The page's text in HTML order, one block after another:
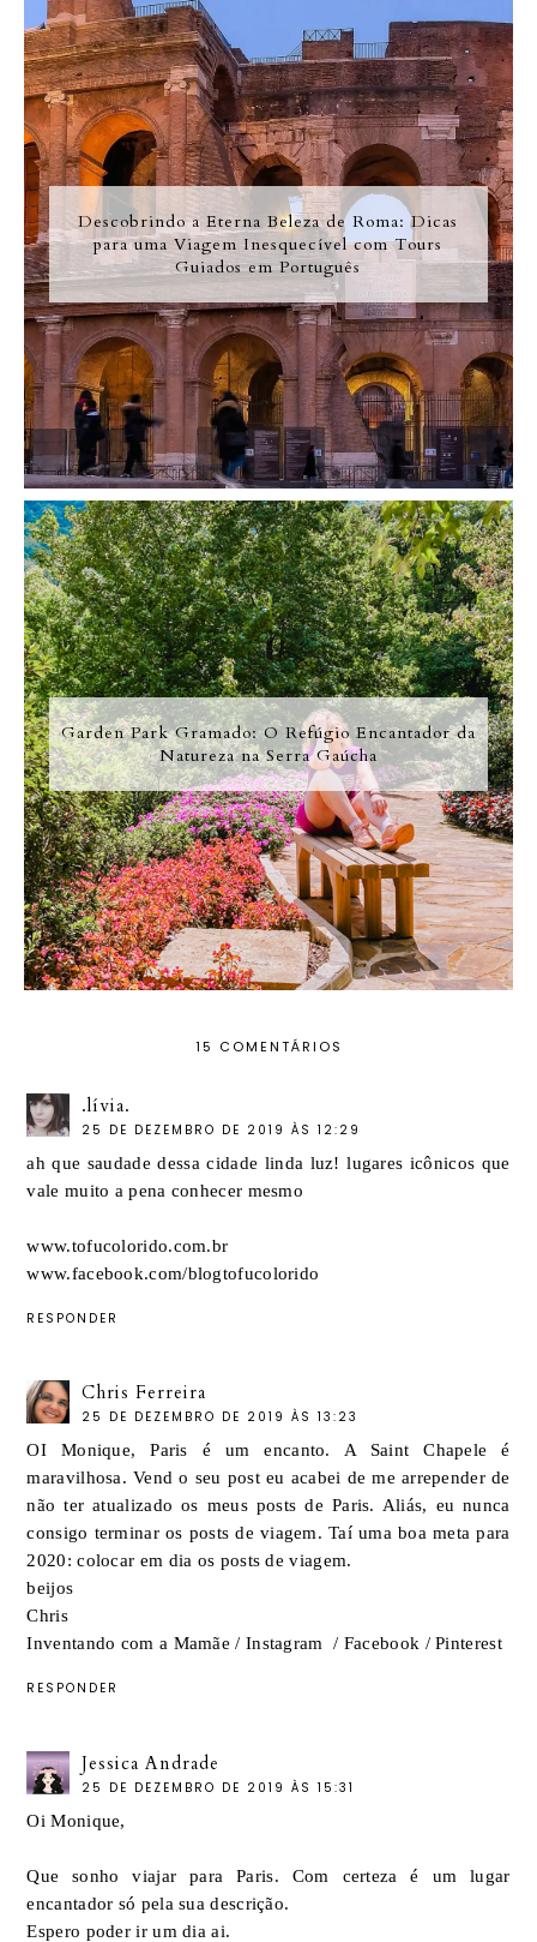
Descobrindo a Eterna Beleza de Roma: Dicas
para uma Viagem Inesquecível com Tours
Guiados em Português
Garden Park Gramado: O Refúgio Encantador da
Natureza na Serra Gaúcha
15 COMENTÁRIOS
.lívia.
25 DE DEZEMBRO DE 2019 ÀS 12:29
ah que saudade dessa cidade linda luz! lugares icônicos que
vale muito a pena conhecer mesmo
www.tofucolorido.com.br
www.facebook.com/blogtofucolorido
RESPONDER
Chris Ferreira
25 DE DEZEMBRO DE 2019 ÀS 13:23
OI Monique, Paris é um encanto. A Saint Chapele é
maravilhosa. Vend o seu post eu acabei de me arrepender de
não ter atualizado os meus posts de Paris. Aliás, eu nunca
consigo terminar os posts de viagem. Taí uma boa meta para
2020: colocar em dia os posts de viagem.
beijos
Chris
Inventando com a Mamãe / Instagram / Facebook /Pinterest
RESPONDER
Jessica Andrade
25 DE DEZEMBRO DE 2019 ÀS 15:31
Oi Monique,
Que sonho viajar para Paris. Com certeza é um lugar
encantador só pela sua descrição.
Espero poder ir um dia ai.